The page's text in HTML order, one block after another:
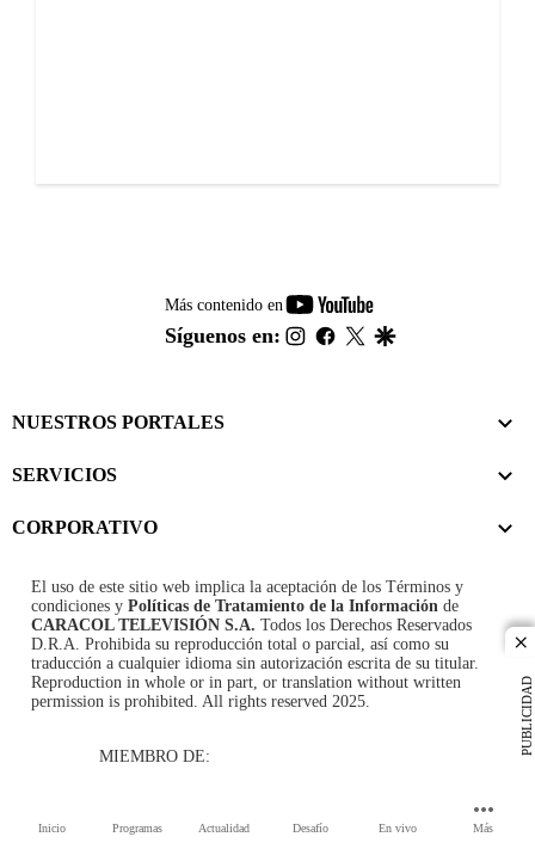
Inicio Programas Actualidad Desafío En vivo Más
PUBLICIDAD
Más contenido en
youtube-
footer
Síguenos en: instagram
facebook
twitter
NUESTROS PORTALES
SERVICIOS
CORPORATIVO
El uso de este sitio web implica la aceptación de los Términos y
condiciones y Políticas de Tratamiento de la Información de
CARACOL TELEVISIÓN S.A. Todos los Derechos Reservados
D.R.A. Prohibida su reproducción total o parcial, así como su
traducción a cualquier idioma sin autorización escrita de su titular.
Reproduction in whole or in part, or translation without written
permission is prohibited. All rights reserved 2025.
MIEMBRO DE: